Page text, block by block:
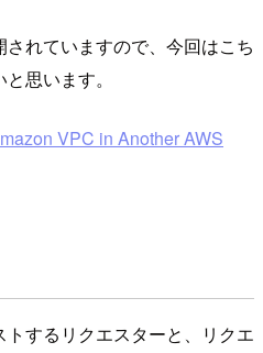
れていますので、今回はこち
思います。
VPC in Another AWS
するリクエスターと、リクエ